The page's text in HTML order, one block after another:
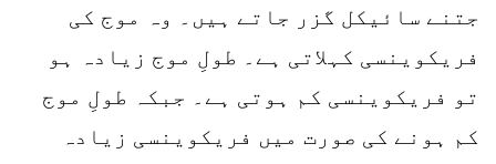
جتنے سائیکل گزر جاتے ہیں۔ وہ موج کی
فریکوینسی کہلاتی ہے۔ طولِ موج زیادہ ہو
تو فریکوینسی کم ہوتی ہے۔ جبکہ طولِ موج
کم ہونے کی صورت میں فریکوینسی زیادہ